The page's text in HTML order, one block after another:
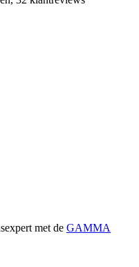
met de GAMMA